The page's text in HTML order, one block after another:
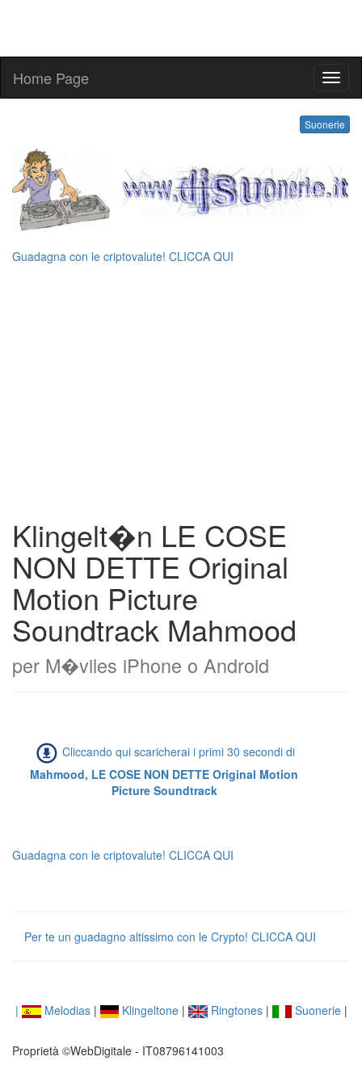
Home Page
Suonerie
Guadagna con le criptovalute! CLICCA QUI
Klingelt�n LE COSE
NON DETTE Original
Motion Picture
Soundtrack Mahmood
per M�viles iPhone o Android
Cliccando qui scaricherai i primi 30 secondi di
Mahmood, LE COSE NON DETTE Original Motion
Picture Soundtrack
Guadagna con le criptovalute! CLICCA QUI
Per te un guadagno altissimo con le Crypto! CLICCA QUI
| Melodias| Klingeltone| Ringtones| Suonerie|
Proprietà ©WebDigitale - IT08796141003